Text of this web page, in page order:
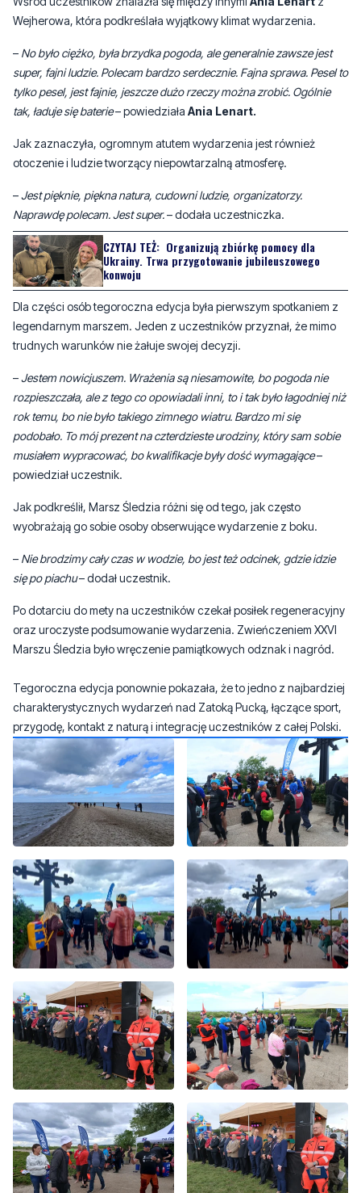
się pokonanie najgłębszego odcinka trasy przy wsparciu kutrów
rybackich.
Wśród uczestników znalazła się między innymiAnia Lenartz
Wejherowa, która podkreślała wyjątkowy klimat wydarzenia.
–No było ciężko, była brzydka pogoda, ale generalnie zawsze jest
tylko pesel, jest fajnie, jeszcze dużo rzeczy można zrobić. Ogólnie
tak, ładuje się baterie– powiedziałaAnia Lenart.
Jak zaznaczyła, ogromnym atutem wydarzenia jest również
otoczenie i ludzie tworzący niepowtarzalną atmosferę.
–Jest pięknie, piękna natura, cudowni ludzie, organizatorzy.
Naprawdę polecam. Jest super.
CZYTAJ TEŻ:Organizują zbiórkę pomocy dla
Ukrainy. Trwa przygotowanie jubileuszowego
konwoju
legendarnym marszem. Jeden z uczestników przyznał, że mimo
trudnych warunków nie żałuje swojej decyzji.
–Jestem nowicjuszem. Wrażenia są niesamowite, bo pogoda nie
rozpieszczała, ale z tego co opowiadali inni, to i tak było łagodniej niż
rok temu, bo nie było takiego zimnego wiatru. Bardzo mi się
musiałem wypracować, bo kwalifikacje były dość wymagające
powiedział uczestnik.
Jak podkreślił, Marsz Śledzia różni się od tego, jak często
wyobrażają go sobie osoby obserwujące wydarzenie z boku.
–Nie brodzimy cały czas w wodzie, bo jest też odcinek, gdzie idzie
się po piachu– dodał uczestnik.
oraz uroczyste podsumowanie wydarzenia. Zwieńczeniem XXVI
Marszu Śledzia było wręczenie pamiątkowych odznak i nagród.
Tegoroczna edycja ponownie pokazała, że to jedno z najbardziej
charakterystycznych wydarzeń nad Zatoką Pucką, łączące sport,
przygodę, kontakt z naturą i integrację uczestników z całej Polski.